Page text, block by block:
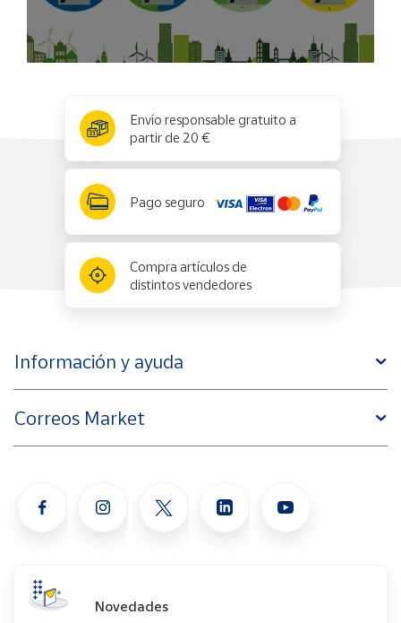
Envío responsable gratuito a
partir de 20 €
Pago seguro
Compra artículos de
distintos vendedores
Información y ayuda
Correos Market
Novedades